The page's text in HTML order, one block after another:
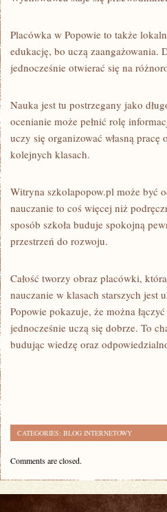
Placówka w Popowie to także
edukację, bo uczą zaangażowania.
jednocześnie otwierać się na
Nauka jest tu postrzegany jako
ocenianie może pełnić rolę
uczy się organizować własną
kolejnych klasach.
Witryna szkolapopow.pl może być
nauczanie to coś więcej niż
sposób szkoła buduje spokojną
przestrzeń do rozwoju.
Całość tworzy obraz placówki,
nauczanie w klasach starszych jest
Popowie pokazuje, że można
jednocześnie uczą się dobrze. To
budując wiedzę oraz
CATEGORIES: BLOG INTERNETOWY
Comments are closed.